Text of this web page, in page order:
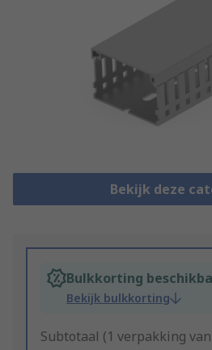
Bekijk deze
Bulkkorting
Bekijk bulkkorting
Subtotaal (1 verpakking